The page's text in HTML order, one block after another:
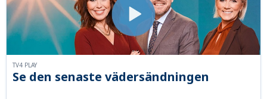
Se den senaste vädersändningen
TV4 PLAY